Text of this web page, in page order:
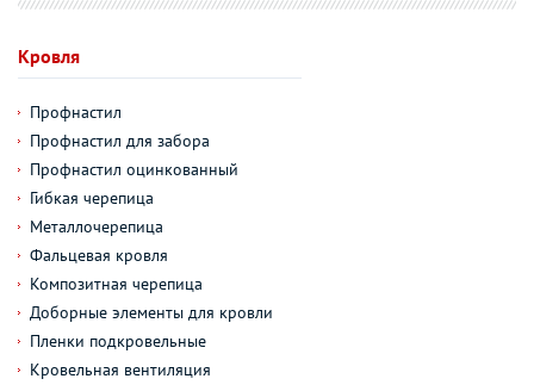
Кровля
Профнастил
Профнастил для забора
Профнастил оцинкованный
Гибкая черепица
Металлочерепица
Фальцевая кровля
Композитная черепица
Доборные элементы для кровли
Пленки подкровельные
Кровельная вентиляция